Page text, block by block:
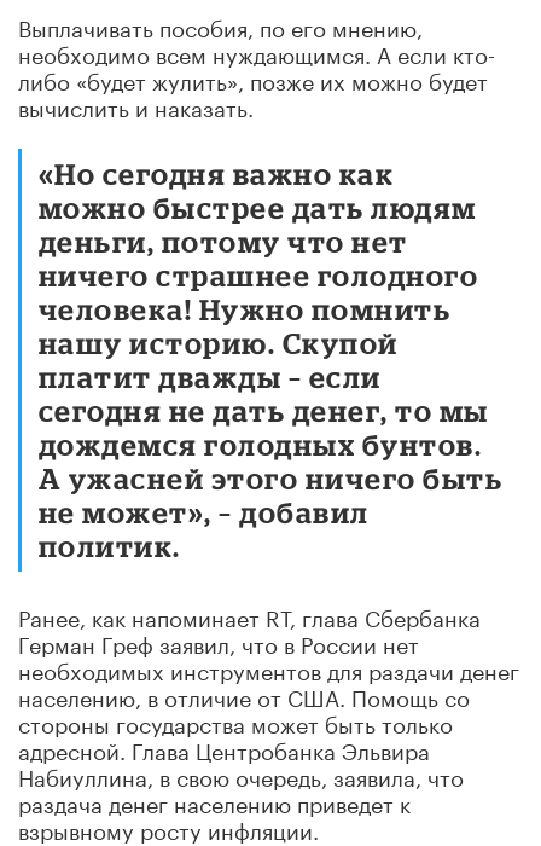
Выплачивать пособия, по его мнению,
необходимо всем нуждающимся. А если кто-
либо «будет жулить», позже их можно будет
вычислить и наказать.
«Но сегодня важно как
можно быстрее дать людям
деньги, потому что нет
ничего страшнее голодного
человека! Нужно помнить
нашу историю. Скупой
платит дважды – если
сегодня не дать денег, то мы
дождемся голодных бунтов.
А ужасней этого ничего быть
не может», – добавил
политик.
Ранее, как напоминает RT, глава Сбербанка
Герман Греф заявил, что в России нет
необходимых инструментов для раздачи денег
населению, в отличие от США. Помощь со
стороны государства может быть только
адресной. Глава Центробанка Эльвира
Набиуллина, в свою очередь, заявила, что
раздача денег населению приведет к
взрывному росту инфляции.